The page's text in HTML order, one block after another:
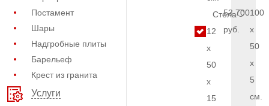
Постамент
Шары
Надгробные плиты
Барельеф
Крест из гранита
Услуги
Стела
12
x
50
x
15
53.700
руб.
100
x
50
x
5
см.